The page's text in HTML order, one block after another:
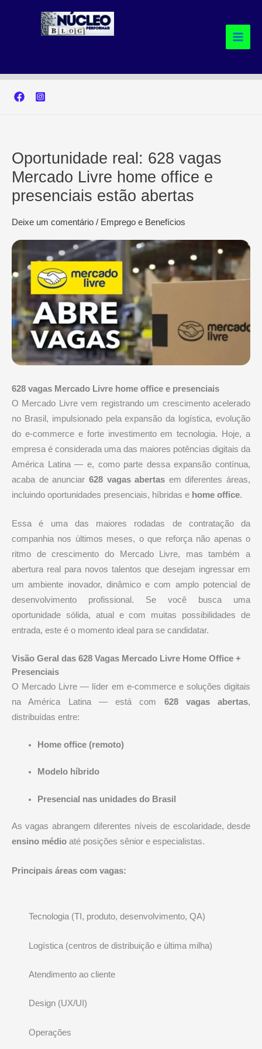
Oportunidade real: 628 vagas
Mercado Livre home office e
presenciais estão abertas
Deixe um comentário / Emprego e Benefícios
628 vagas Mercado Livre home office e presenciais
O Mercado Livre vem registrando um crescimento acelerado
no Brasil, impulsionado pela expansão da logística, evolução
do e-commerce e forte investimento em tecnologia. Hoje, a
empresa é considerada uma das maiores potências digitais da
América Latina — e, como parte dessa expansão contínua,
acaba de anunciar 628 vagas abertas em diferentes áreas,
incluindo oportunidades presenciais, híbridas e home office.
Essa é uma das maiores rodadas de contratação da
companhia nos últimos meses, o que reforça não apenas o
ritmo de crescimento do Mercado Livre, mas também a
abertura real para novos talentos que desejam ingressar em
um ambiente inovador, dinâmico e com amplo potencial de
desenvolvimento profissional. Se você busca uma
oportunidade sólida, atual e com muitas possibilidades de
entrada, este é o momento ideal para se candidatar.
Visão Geral das 628 Vagas Mercado Livre Home Office +
Presenciais
O Mercado Livre — líder em e-commerce e soluções digitais
na América Latina — está com 628 vagas abertas,
distribuídas entre:
Home office (remoto)
Modelo híbrido
Presencial nas unidades do Brasil
As vagas abrangem diferentes níveis de escolaridade, desde
ensino médio até posições sênior e especialistas.
Principais áreas com vagas:
Tecnologia (TI, produto, desenvolvimento, QA)
Logística (centros de distribuição e última milha)
Atendimento ao cliente
Design (UX/UI)
Operações